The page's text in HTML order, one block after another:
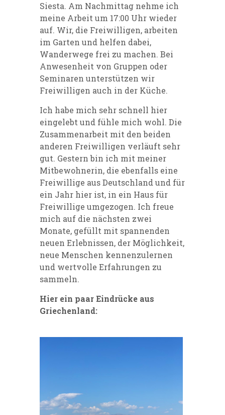
Siesta. Am Nachmittag nehme ich
meine Arbeit um 17:00 Uhr wieder
auf. Wir, die Freiwilligen, arbeiten
im Garten und helfen dabei,
Wanderwege frei zu machen. Bei
Anwesenheit von Gruppen oder
Seminaren unterstützen wir
Freiwilligen auch in der Küche.
Ich habe mich sehr schnell hier
eingelebt und fühle mich wohl. Die
Zusammenarbeit mit den beiden
anderen Freiwilligen verläuft sehr
gut. Gestern bin ich mit meiner
Mitbewohnerin, die ebenfalls eine
Freiwillige aus Deutschland und für
ein Jahr hier ist, in ein Haus für
Freiwillige umgezogen. Ich freue
mich auf die nächsten zwei
Monate, gefüllt mit spannenden
neuen Erlebnissen, der Möglichkeit,
neue Menschen kennenzulernen
und wertvolle Erfahrungen zu
sammeln.
Hier ein paar Eindrücke aus
Griechenland: